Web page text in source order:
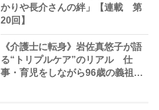
かりや長介さんの絆」【連載 第
20回】
《介護士に転身》岩佐真悠子が語
る“トリプルケア”のリアル 仕
事・育児をしながら96歳の義祖母